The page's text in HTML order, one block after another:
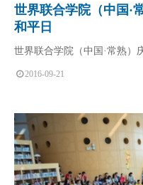
世界联合学院（中国·
和平日
世界联合学院（中国·常熟）
2016-09-21